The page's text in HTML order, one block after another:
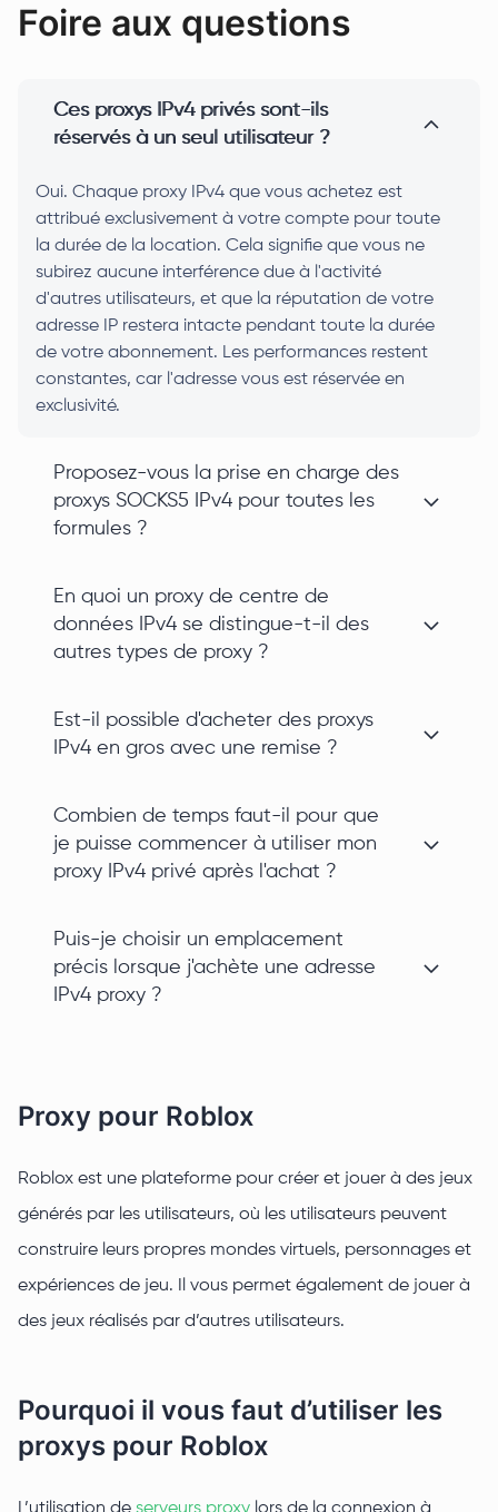
Foire aux questions
Ces proxys IPv4 privés sont-ils
réservés à un seul utilisateur ?
Oui. Chaque proxy IPv4 que vous achetez est
attribué exclusivement à votre compte pour toute
la durée de la location. Cela signifie que vous ne
subirez aucune interférence due à l'activité
d'autres utilisateurs, et que la réputation de votre
adresse IP restera intacte pendant toute la durée
de votre abonnement. Les performances restent
constantes, car l'adresse vous est réservée en
exclusivité.
Proposez-vous la prise en charge des
proxys SOCKS5 IPv4 pour toutes les
formules ?
En quoi un proxy de centre de
données IPv4 se distingue-t-il des
autres types de proxy ?
Est-il possible d'acheter des proxys
IPv4 en gros avec une remise ?
Combien de temps faut-il pour que
je puisse commencer à utiliser mon
proxy IPv4 privé après l'achat ?
Puis-je choisir un emplacement
précis lorsque j'achète une adresse
IPv4 proxy ?
Proxy pour Roblox
Roblox est une plateforme pour créer et jouer à des jeux
générés par les utilisateurs, où les utilisateurs peuvent
construire leurs propres mondes virtuels, personnages et
expériences de jeu. Il vous permet également de jouer à
des jeux réalisés par d’autres utilisateurs.
Pourquoi il vous faut d’utiliser les
proxys pour Roblox